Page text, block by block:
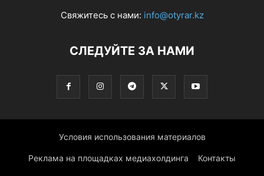
Свяжитесь с нами: info@otyrar.kz
СЛЕДУЙТЕ ЗА НАМИ
Условия использования материалов
Реклама на площадках медиахолдинга Контакты